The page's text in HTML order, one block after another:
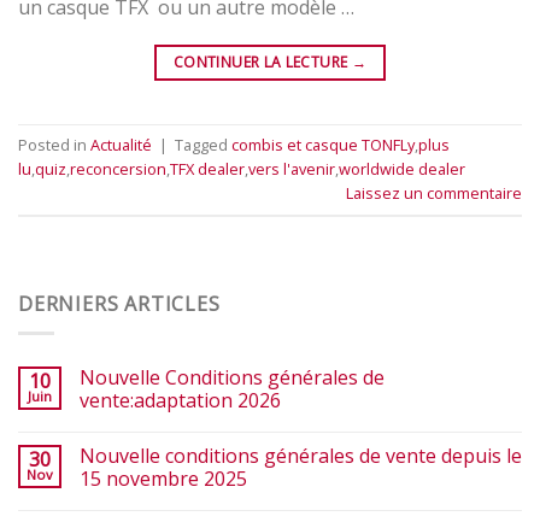
un casque TFX ou un autre modèle …
CONTINUER LA LECTURE →
Posted in Actualité | Tagged combis et casque TONFLy,plus
lu,quiz,reconcersion,TFX dealer,vers l'avenir,worldwide dealer
Laissez un commentaire
DERNIERS ARTICLES
10
Juin
Nouvelle Conditions générales de
vente:adaptation 2026
30
Nov
Nouvelle conditions générales de vente depuis le
15 novembre 2025